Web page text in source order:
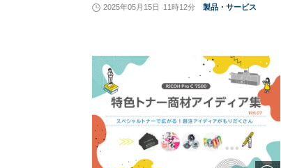
2025年05月15日 11時12分 製品・サービス